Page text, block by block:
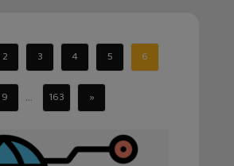
2 3 4 5 6
9 ... 163 »